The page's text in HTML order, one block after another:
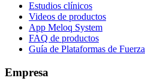
Estudios clínicos
Videos de productos
App Meloq System
FAQ de productos
Guía de Plataformas de Fuerza
Empresa